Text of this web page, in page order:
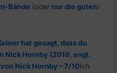
Bände (oder nur die guten)
hat gesagt, dass du
Nick Hornby (2018, engl.
Nick Hornby – 7/10Ich